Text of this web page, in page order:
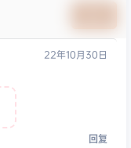
22年10月30日
回复